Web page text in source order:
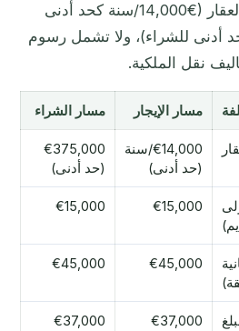
والاستثمار المؤهل في العقار (€14,000/سنة كحد أدنى
أو €375,000 كحد أدنى للشراء)، ولا تشمل رسوم
نقل الملكية.
مسار الإيجار مسار الشراء
€14,000/سنة
(حد أدنى)
€375,000
(حد أدنى)
€15,000
€15,000
€45,000
€45,000
€37,000
€37,000